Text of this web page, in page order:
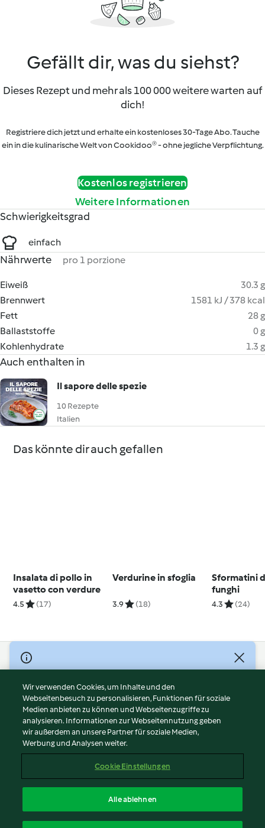
Gefällt dir, was du siehst?
Dieses Rezept und mehr als 100 000 weitere warten auf
dich!
Registriere dich jetzt und erhalte ein kostenloses 30-Tage Abo. Tauche
ein in die kulinarische Welt von Cookidoo® - ohne jegliche Verpflichtung.
Kostenlos registrieren
Weitere Informationen
Schwierigkeitsgrad
einfach
Nährwerte pro 1 porzione
Eiweiß
30.3 g
Brennwert
1581 kJ / 378 kcal
Fett
28 g
Ballaststoffe
0 g
Kohlenhydrate
1.3 g
Auch enthalten in
Il sapore delle spezie
10 Rezepte
Italien
Das könnte dir auch gefallen
Insalata di pollo in
vasetto con verdure
4.5 (17)
Verdurine in sfoglia
3.9 (18)
Sformatini
funghi
4.3 (24)
© Copyright 2026
Nutzungsbedingungen
Datenschutzrichtlinien
Disclaimer
Impressum
Cookies
Abo kündigen
Erklärung zur Barrierefreiheit
Wir verwenden Cookies, um Inhalte und den
Webseitenbesuch zu personalisieren, Funktionen für soziale
Medien anbieten zu können und Webseitenzugriffe zu
analysieren. Informationen zur Webseitennutzung geben
wir außerdem an unsere Partner für soziale Medien,
Werbung und Analysen weiter.
Cookie Einstellungen
Alle ablehnen